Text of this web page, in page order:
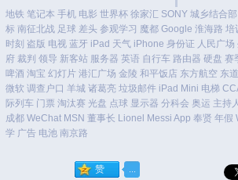
地铁 笔记本 手机 电影 世界杯 徐家汇 SONY 城乡结合部
标 南征北战 足球 差头 参观学习 魔都 Google 淮海路 培
时刻 盗版 电视 蓝牙 iPad 天气 iPhone 身份证 人民广场
府 裁判 领导 新客站 服务器 英语 自行车 路由器 硬盘 赛
啤酒 淘宝 幻灯片 港汇广场 金陵 和平饭店 东方航空 东
微软 调查户口 羊城 诸葛亮 垃圾邮件 iPad Mini 电梯
际列车 门票 淘汰赛 光盘 点球 显示器 分科会 奥运 主持
成都 WeChat MSN 董事长 Lionel Messi App 奉贤 年假
学 广告 电池 南京路